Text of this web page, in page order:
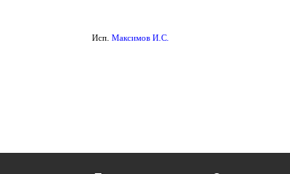
Исп. Максимов И.С.